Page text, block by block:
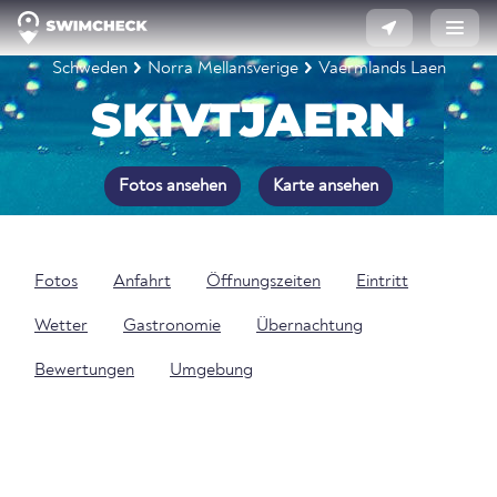
Schweden Norra Mellansverige Vaermlands Laen
SKIVTJAERN
Fotos ansehen Karte ansehen
Fotos Anfahrt Öffnungszeiten Eintritt
Wetter Gastronomie Übernachtung
Bewertungen Umgebung